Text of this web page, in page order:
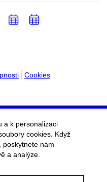
Cookies
PřidatPřidat
a k personalizaci
cookies. Když
poskytnete nám
a analýze.